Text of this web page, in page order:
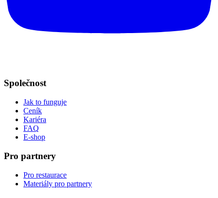
Společnost
Jak to funguje
Ceník
Kariéra
FAQ
E-shop
Pro partnery
Pro restaurace
Materiály pro partnery